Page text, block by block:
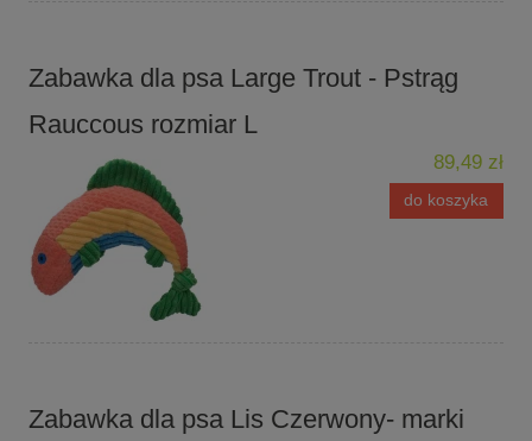
Zabawka dla psa Large Trout - Pstrąg
Rauccous rozmiar L
89,49 zł
do koszyka
Zabawka dla psa Lis Czerwony- marki